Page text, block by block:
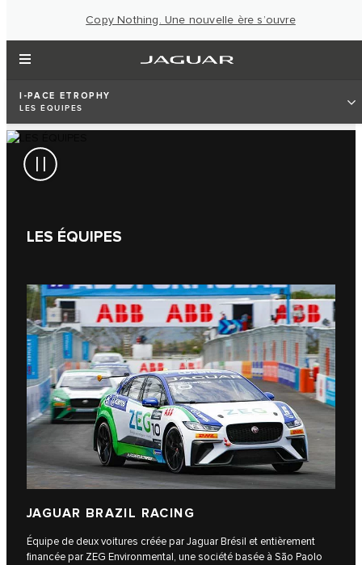
Copy Nothing. Une nouvelle ère s’ouvre
I‑PACE ETROPHY
LES ÉQUIPES
LES ÉQUIPES
JAGUAR BRAZIL RACING
Équipe de deux voitures créée par Jaguar Brésil et entièrement
financée par ZEG Environmental, une société basée à Sāo Paolo